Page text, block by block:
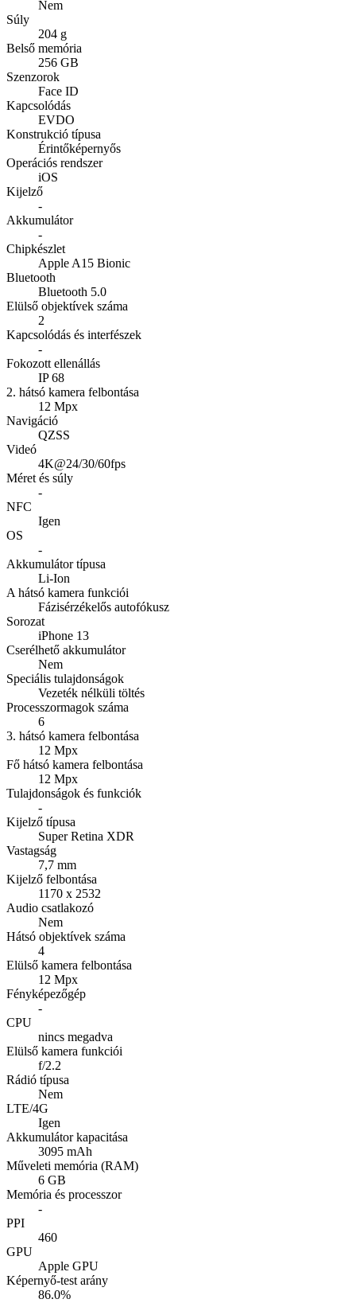
Nem
Súly
204 g
Belső memória
256 GB
Szenzorok
Face ID
Kapcsolódás
EVDO
Konstrukció típusa
Érintőképernyős
Operációs rendszer
iOS
Kijelző
-
Akkumulátor
-
Chipkészlet
Apple A15 Bionic
Bluetooth
Bluetooth 5.0
Elülső objektívek száma
2
Kapcsolódás és interfészek
-
Fokozott ellenállás
IP 68
2. hátsó kamera felbontása
12 Mpx
Navigáció
QZSS
Videó
4K@24/30/60fps
Méret és súly
-
NFC
Igen
OS
-
Akkumulátor típusa
Li-Ion
A hátsó kamera funkciói
Fázisérzékelős autofókusz
Sorozat
iPhone 13
Cserélhető akkumulátor
Nem
Speciális tulajdonságok
Vezeték nélküli töltés
Processzormagok száma
6
3. hátsó kamera felbontása
12 Mpx
Fő hátsó kamera felbontása
12 Mpx
Tulajdonságok és funkciók
-
Kijelző típusa
Super Retina XDR
Vastagság
7,7 mm
Kijelző felbontása
1170 x 2532
Audio csatlakozó
Nem
Hátsó objektívek száma
4
Elülső kamera felbontása
12 Mpx
Fényképezőgép
-
CPU
nincs megadva
Elülső kamera funkciói
f/2.2
Rádió típusa
Nem
LTE/4G
Igen
Akkumulátor kapacitása
3095 mAh
Műveleti memória (RAM)
6 GB
Memória és processzor
-
PPI
460
GPU
Apple GPU
Képernyő-test arány
86.0%